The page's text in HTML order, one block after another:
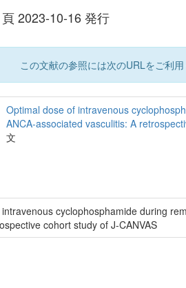
2023-10-16 発行
この文献の参照には次のURLをご利
Optimal dose of intravenous
ANCA-associated vasculitis: A
文
cyclophosphamide during
cohort study of J-CANVAS